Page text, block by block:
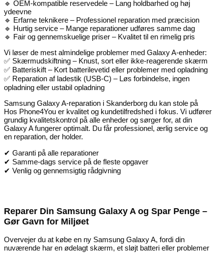
🔹 OEM-kompatible reservedele – Lang holdbarhed og høj
ydeevne
🔹 Erfarne teknikere – Professionel reparation med præcision
🔹 Hurtig service – Mange reparationer udføres samme dag
🔹 Fair og gennemskuelige priser – Kvalitet til en rimelig pris
Vi løser de mest almindelige problemer med Galaxy A-enheder:
✅ Skærmudskiftning – Knust, sort eller ikke-reagerende skærm
✅ Batteriskift – Kort batterilevetid eller problemer med opladning
✅ Reparation af ladestik (USB-C) – Løs forbindelse, ingen
opladning eller ustabil opladning
Samsung Galaxy A-reparation i Skanderborg du kan stole på
Hos Phone4You er kvalitet og kundetilfredshed i fokus. Vi udfører
grundig kvalitetskontrol på alle enheder og sørger for, at din
Galaxy A fungerer optimalt. Du får professionel, ærlig service og
en reparation, der holder.
✔ Garanti på alle reparationer
✔ Samme-dags service på de fleste opgaver
✔ Venlig og gennemsigtig rådgivning
Reparer Din Samsung Galaxy A og Spar Penge –
Gør Gavn for Miljøet
Overvejer du at købe en ny Samsung Galaxy A, fordi din
nuværende har en ødelagt skærm, et sløjt batteri eller problemer